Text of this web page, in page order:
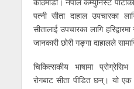
काठमाडौं। नेपाल कम्युनिस्ट
पत्नी सीता दाहाल उपचारका
सीतालाई उपचारका लागि
जानकारी छोरी गङ्गा दाहालले
चिकित्सकीय भाषामा
रोगबाट सीता पीडित छन्। यो